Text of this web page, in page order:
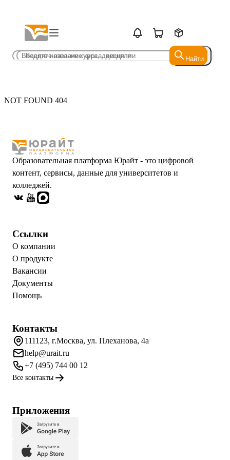
Найти
Найти
NOT FOUND 404
Образовательная платформа Юрайт - это цифровой
контент, сервисы, данные для университетов и
колледжей.
Ссылки
О компании
О продукте
Вакансии
Документы
Помощь
Контакты
111123, г.Москва, ул. Плеханова, 4а
help@urait.ru
+7 (495) 744 00 12
Все контакты
Приложения